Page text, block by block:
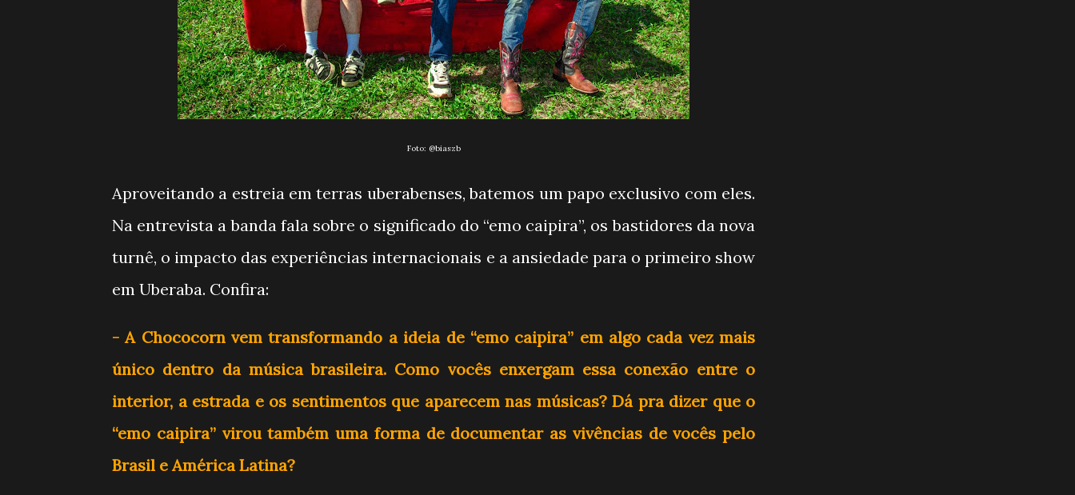
Foto: @biaszb
Aproveitando a estreia em terras uberabenses, batemos um papo exclusivo com eles.
Na entrevista a banda fala sobre o significado do “emo caipira”, os bastidores da nova
turnê, o impacto das experiências internacionais e a ansiedade para o primeiro show
em Uberaba. Confira:
- A Chococorn vem transformando a ideia de “emo caipira” em algo cada vez mais
único dentro da música brasileira. Como vocês enxergam essa conexão entre o
interior, a estrada e os sentimentos que aparecem nas músicas? Dá pra dizer que o
“emo caipira” virou também uma forma de documentar as vivências de vocês pelo
Brasil e América Latina?